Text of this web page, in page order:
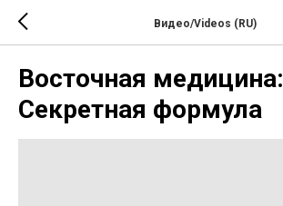
Видео/Videos (RU)
Восточная медицина:
Секретная формула